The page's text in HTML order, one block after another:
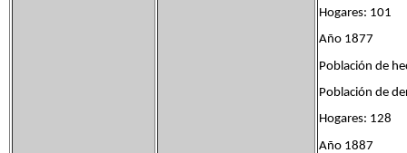
Hogares: 101
Año 1877
Población de
Población de
Hogares: 128
Año 1887